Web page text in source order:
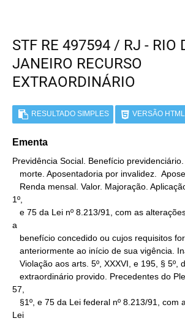
STF RE 497594 / RJ - RIO
JANEIRO RECURSO
EXTRAORDINÁRIO
RESULTADO SIMPLES VERSÃO HTML
Ementa
Previdência Social. Benefício
1º,
a
57,
Lei